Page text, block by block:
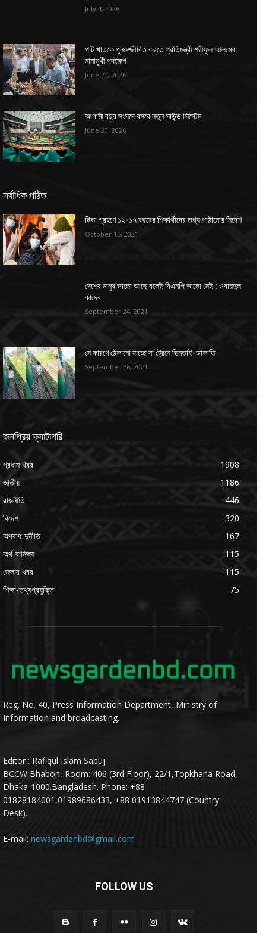
July 4, 2026
পাট খাতকে পুনরুজ্জীবিত করতে প্রতিমন্ত্রী শরীফুল আলমের
নানামুখী পদক্ষেপ
June 20, 2026
আগামী বছর সংসদে বসবে নতুন সাউন্ড সিস্টেম
June 20, 2026
সর্বাধিক পঠিত
টিকা গ্রহণে ১২-১৭ বছরের শিক্ষার্থীদের তথ্য পাঠানোর নির্দেশ
October 15, 2021
দেশের মানুষ ভালো আছে বলেই বিএনপি ভালো নেই : ওবায়দুল
কাদের
September 24, 2021
যে কারণে ঠেকানো যাচ্ছে না ট্রেনে ছিনতাই-ডাকাতি
September 26, 2021
জনপ্রিয় ক্যাটাগরি
প্রধান খবর
1908
জাতীয়
1186
রাজনীতি
446
বিদেশ
320
অপরাধ-দুর্নীতি
167
অর্থ-বানিজ্য
115
জেলার খবর
115
শিক্ষা-তথ্যপ্রযুক্তি
75
Reg. No. 40, Press Information Department, Ministry of
Information and broadcasting.
Editor : Rafiqul Islam Sabuj
BCCW Bhabon, Room: 406 (3rd Floor), 22/1,Topkhana Road,
Dhaka-1000.Bangladesh. Phone: +88
01828184001,01989686433, +88 01913844747 (Country
Desk).
E-mail: newsgardenbd@gmail.com
FOLLOW US